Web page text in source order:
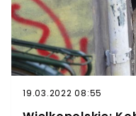
19.03.2022 08:55